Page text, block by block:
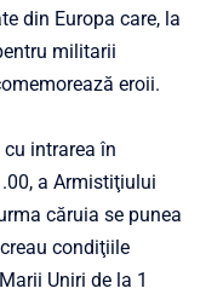
din Europa care, la
militarii
eroii.
intrarea în
a Armistiţiului
căruia se punea
condiţiile
Uniri de la 1